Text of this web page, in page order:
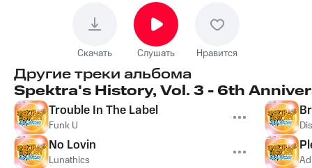
Скачать Слушать Нравится
Другие треки альбома
Spektra's History, Vol. 3 - 6th
Trouble In The Label
Funk U
No Lovin
Lunathics